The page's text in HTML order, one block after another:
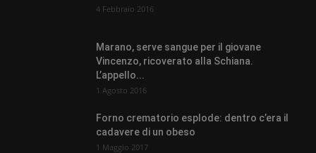
4 Febbraio 2016
Marano, serve sangue per il giovane
Vincenzo, ricoverato alla Schiana.
L’appello...
1 Agosto 2016
Forno crematorio esplode: dentro c’era il
cadavere di un obeso
1 Maggio 2017